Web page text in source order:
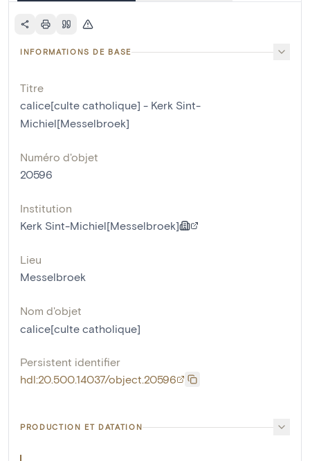
INFORMATIONS DE BASE
Titre
calice[culte catholique] - Kerk Sint-
Michiel[Messelbroek]
Numéro d'objet
20596
Institution
Kerk Sint-Michiel[Messelbroek]
Lieu
Messelbroek
Nom d'objet
calice[culte catholique]
Persistent identifier
hdl:20.500.14037/object.20596
PRODUCTION ET DATATION